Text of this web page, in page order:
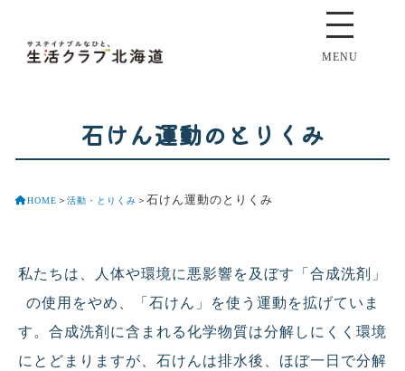
MENU
石けん運動のとりくみ
HOME ＞ 活動・とりくみ ＞ 石けん運動のとりくみ
私たちは、人体や環境に悪影響を及ぼす「合成洗剤」
の使用をやめ、「石けん」を使う運動を拡げていま
す。合成洗剤に含まれる化学物質は分解しにくく環境
にとどまりますが、石けんは排水後、ほぼ一日で分解